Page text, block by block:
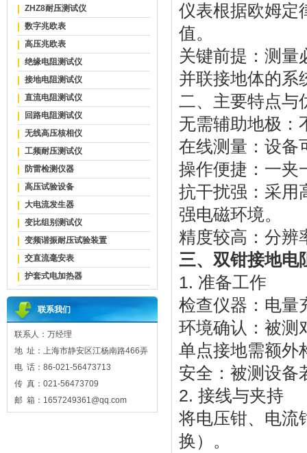
ZHZ8耐压测试仪
数字兆欧表
高压兆欧表
绝缘电阻测试仪
接地电阻测试仪
直流电阻测试仪
回路电阻测试仪
无线高压核相仪
工频耐压测试仪
防雷检测仪器
高压试验设备
大电流发生器
变比组别测试仪
变频谐振耐压试验装置
交直流毫安表
护套式电加热器
联系我们
联系人：万经理
地 址：上海市静安区江杨南路466弄
电 话：86-021-56473713
传 真：021-56473709
邮 箱：1657249361@qq.com
仪表根据欧姆定
值。
关键前提：测量
并联接地体的系
二、主要特点与
无需辅助地极：
在线测量：设备
操作便捷：一夹
抗干扰强：采用
强电磁环境。
精度较高：分辨
三、双钳接地电
1. 准备工作
检查仪器：电量
环境确认：被测
单点接地需额外
安全：被测设备
2. 接线与夹持
将电压钳、电流
换）。